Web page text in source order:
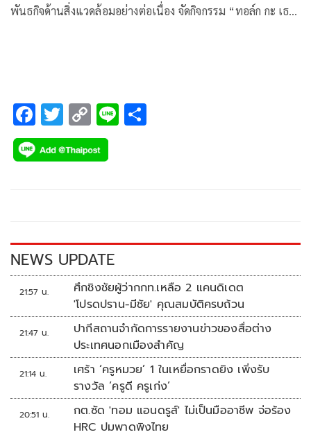
พันธกิจด้านสิ่งแวดล้อมอย่างต่อเนื่อง จัดกิจกรรม “ทอล์ก กะ เธอ
F
ac
e
k
T
wi
tt
C
o
p
k
Li
NEWS UPDATE
21:57 น.
ศึกชิงชัยผู้ว่ากกท.เหลือ 2 แคนดิเดต
'โปรดปราน-มีชัย' คุณสมบัติครบถ้วน
21:47 น.
ปากีสถานจำกัดการรายงานข่าวของสื่อต่าง
ประเทศนอกเมืองสำคัญ
21:14 น.
เศร้า ‘ครูหมวย’ 1 ในเหยื่อกราดยิง เพิ่งรับ
รางวัล ‘ครูดี ครูเก่ง’
20:51 น.
กต.ซัด 'ทอม แอนดรูส์' ไม่เป็นมืออาชีพ จ่อร้อง
HRC ปมพาดพิงไทย